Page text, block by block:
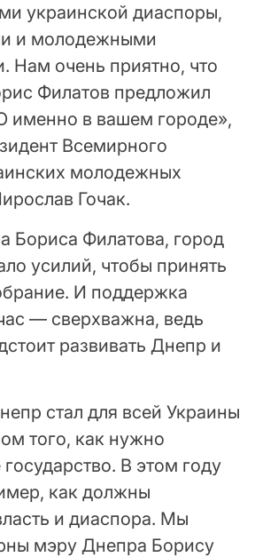
украинской диаспоры,
и молодежными
Нам очень приятно, что
Филатов предложил
именно в вашем городе»,
Всемирного
молодежных
Гочак.
Бориса Филатова, город
усилий, чтобы принять
И поддержка
— сверхважна, ведь
развивать Днепр и
стал для всей Украины
того, как нужно
В этом году
как должны
и диаспора. Мы
мэру Днепра Борису